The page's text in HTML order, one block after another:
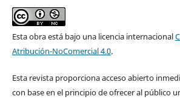
Esta obra está bajo una licencia internacional
Atribución-NoComercial 4.0.
Esta revista proporciona acceso abierto
con base en el principio de ofrecer al público